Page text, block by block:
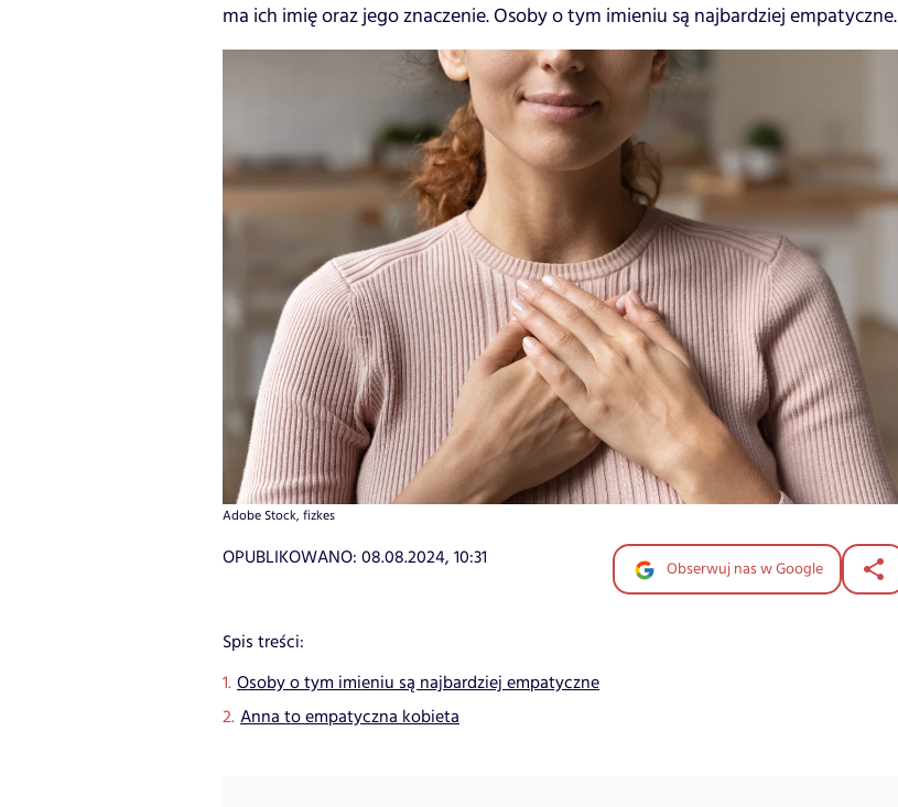
ma ich imię oraz jego znaczenie. Osoby o tym imieniu są najbardziej empatyczne.
Adobe Stock, fizkes
OPUBLIKOWANO: 08.08.2024, 10:31 Obserwuj nas w Google
Spis treści:
Osoby o tym imieniu są najbardziej empatyczne
Anna to empatyczna kobieta